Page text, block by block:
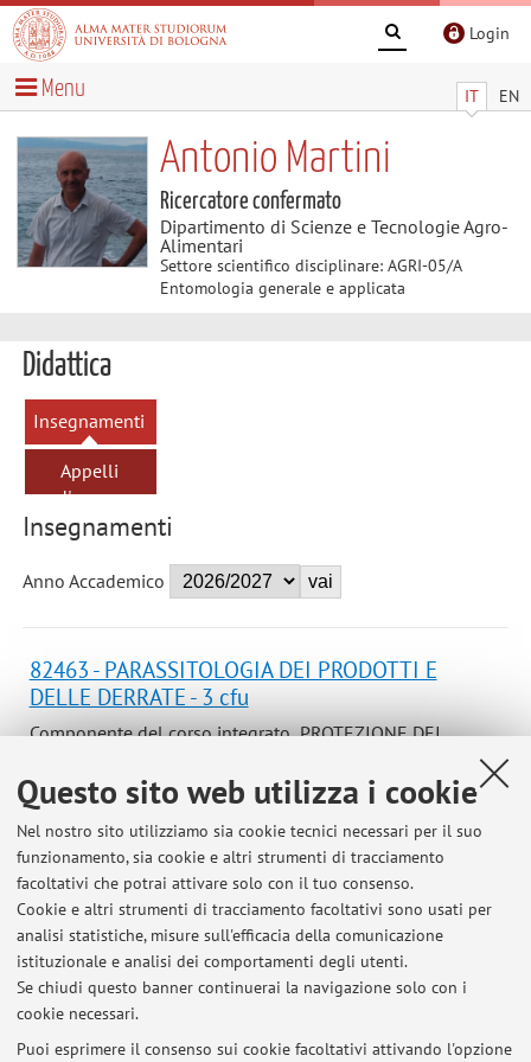
Questo sito web utilizza i cookie
Nel nostro sito utilizziamo sia cookie tecnici necessari per il suo
funzionamento, sia cookie e altri strumenti di tracciamento
facoltativi che potrai attivare solo con il tuo consenso.
Cookie e altri strumenti di tracciamento facoltativi sono usati per
analisi statistiche, misure sull'efficacia della comunicazione
istituzionale e analisi dei comportamenti degli utenti.
Se chiudi questo banner continuerai la navigazione solo con i
cookie necessari.
Puoi esprimere il consenso sui cookie facoltativi attivando l'opzione
Login
IT EN
Menu
Antonio Martini
Ricercatore confermato
Dipartimento di Scienze e Tecnologie Agro-
Alimentari
Settore scientifico disciplinare: AGRI-05/A
Entomologia generale e applicata
Didattica
Insegnamenti
Appelli
d'esame
Insegnamenti
Anno Accademico
82463 - PARASSITOLOGIA DEI PRODOTTI E
DELLE DERRATE - 3 cfu
Componente del corso integrato PROTEZIONE DEI
(CURRICULUM MEDICINA DELLE PIANTE)
Campus: Bologna
Corso:
Laurea Magistrale in Scienze e tecnologie
agrarie
Periodo delle lezioni: dal 23 settembre 2026 al 2
dicembre 2026